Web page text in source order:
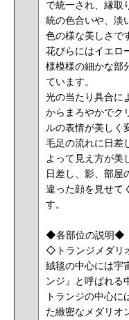
で統一され、縁取
統の色合いや、淡
色の様な美しさで
花びらにはイエロ
様模様の細かな部
ています。
光の当たり具合に
からまろやかでク
ルの表情が美しく
毛足の流れに日差
よって見え方が美
日差し、影、部屋
違った顔を見せて
す。
◆各部位の説明◆
◇トランジメダリ
絨毯の中心には宇
ンジ』と呼ばれる
トランジの中心に
た緻密なメダリオ